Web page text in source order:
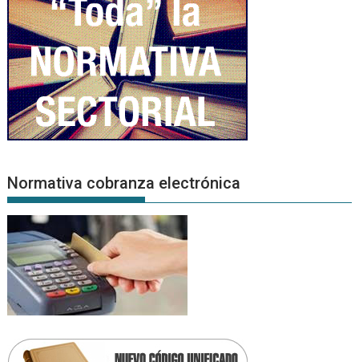
Normativa cobranza electrónica